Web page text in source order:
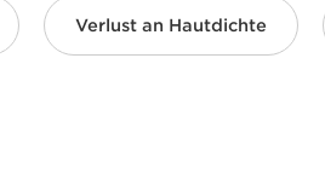
Verlust an Hautdichte